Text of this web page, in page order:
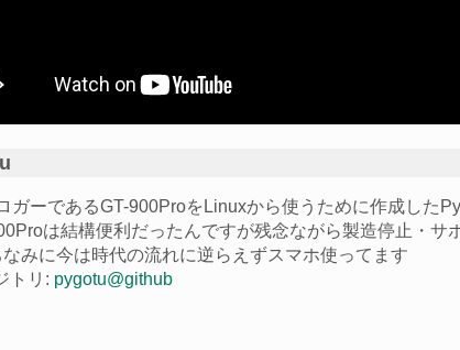
ガーであるGT-900ProをLinuxから使うために作成した
は結構便利だったんですが残念ながら製造停止・サ
なみに今は時代の流れに逆らえずスマホ使ってます
トリ: pygotu@github